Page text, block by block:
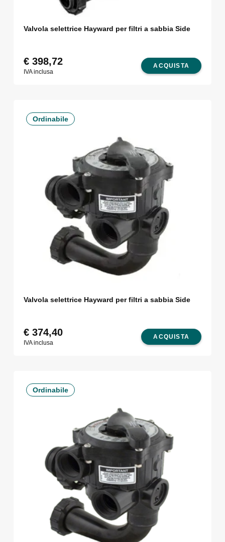
Valvola selettrice Hayward per filtri a sabbia Side
ACQUISTA
€398,72
IVA inclusa
Ordinabile
Valvola selettrice Hayward per filtri a sabbia Side
ACQUISTA
€374,40
IVA inclusa
Ordinabile